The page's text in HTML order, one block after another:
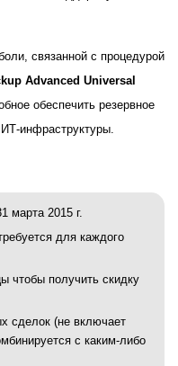
связанной с процедурой
Advanced Universal
обеспечить резервное
инфраструктуры.
марта 2015 г.
для каждого
чтобы получить скидку
сделок (не включает
с каким-либо